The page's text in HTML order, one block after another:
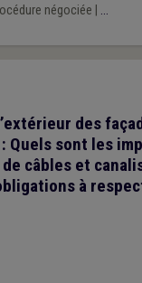
négociée ...
des
Quels sont les
câbles et
à